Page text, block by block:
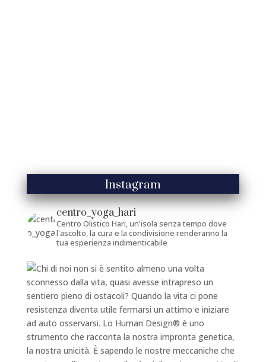
Instagram
centro_yoga_hari
Centro Olistico Hari, un'isola senza tempo dove
l'ascolto, la cura e la condivisione renderanno la
tua esperienza indimenticabile